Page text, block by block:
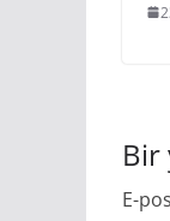
Bir
E-